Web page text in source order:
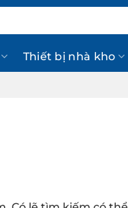
Thiết bị nhà kho